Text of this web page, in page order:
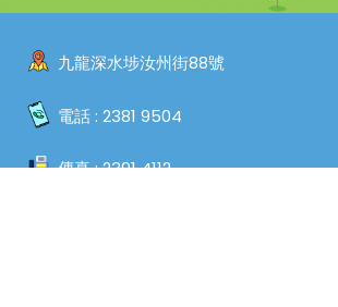
九龍深水埗汝州街88號
電話 : 2381 9504
傳真 :2391 4112